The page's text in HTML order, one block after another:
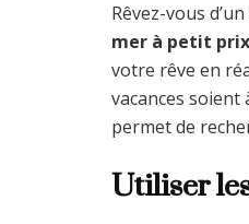
Rêvez-vous
mer à petit prix
votre rêve en
vacances soient
permet de
Utiliser